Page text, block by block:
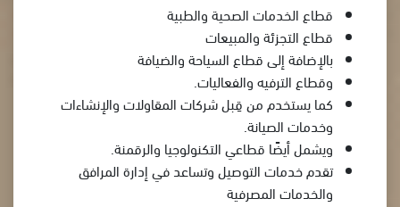
قطاع الخدمات الصحية والطبية
قطاع التجزئة والمبيعات
بالإضافة إلى قطاع السياحة والضيافة
وقطاع الترفيه والفعاليات.
كما يستخدم من قِبل شركات المقاولات والإنشاءات
وخدمات الصيانة.
ويشمل أيضًا قطاعي التكنولوجيا والرقمنة.
تقدم خدمات التوصيل وتساعد في إدارة المرافق
والخدمات المصرفية